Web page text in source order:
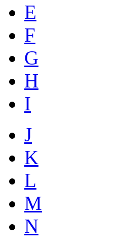
E
F
G
H
I
J
K
L
M
N